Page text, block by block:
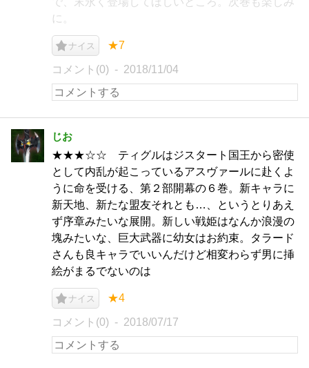
に。
ナイス ★7
コメント(0) 2018/11/04
じお
★★★☆☆ ティグルはジスタート国王から密使
として内乱が起こっているアスヴァールに赴くよ
うに命を受ける、第２部開幕の６巻。新キャラに
新天地、新たな盟友それとも…、というとりあえ
ず序章みたいな展開。新しい戦姫はなんか浪漫の
塊みたいな、巨大武器に幼女はお約束。タラード
さんも良キャラでいいんだけど相変わらず男に挿
絵がまるでないのは
ナイス ★4
コメント(0) 2018/07/17